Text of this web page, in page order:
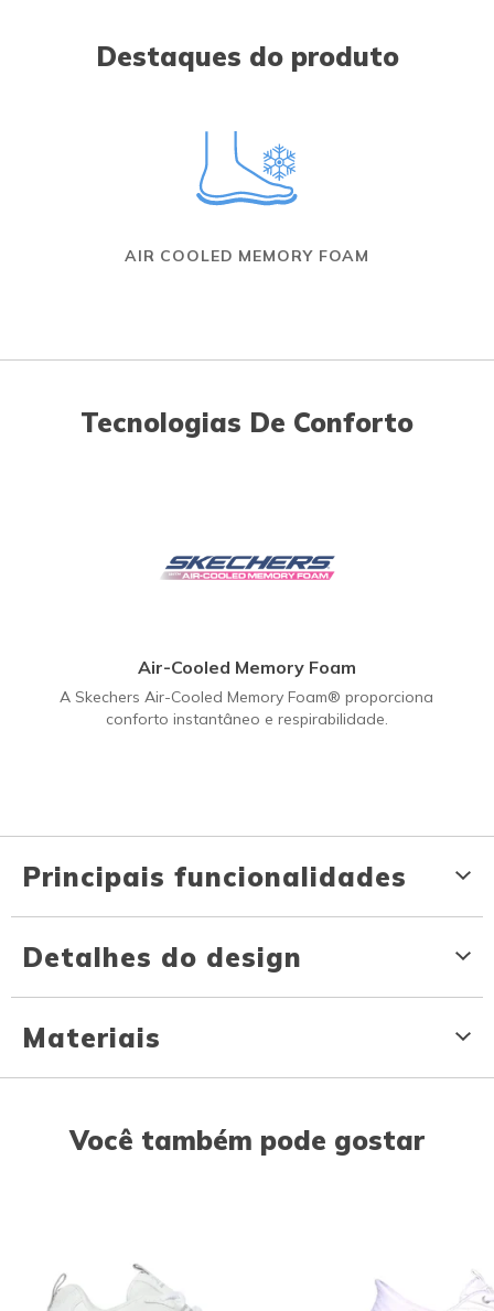
Destaques do produto
AIR COOLED MEMORY FOAM
Tecnologias De Conforto
Air-Cooled Memory Foam
A Skechers Air-Cooled Memory Foam® proporciona
conforto instantâneo e respirabilidade.
Principais funcionalidades
Detalhes do design
Materiais
Você também pode gostar